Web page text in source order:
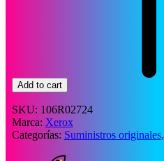
Add to cart
SKU: 106R02724
Marca: Xerox
Categorías: Suministros originales,